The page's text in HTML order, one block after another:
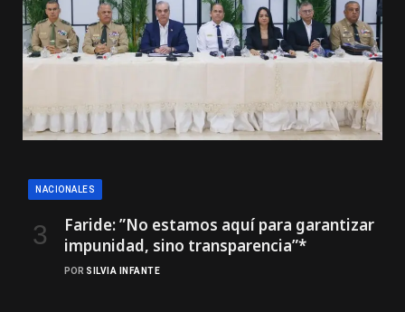
NACIONALES
Faride: ”No estamos aquí para garantizar
impunidad, sino transparencia”*
POR SILVIA INFANTE